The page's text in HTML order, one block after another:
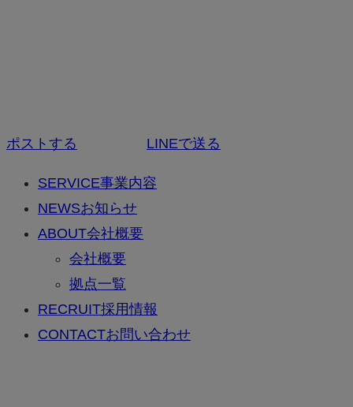
ポストする LINEで送る
SERVICE事業内容
NEWSお知らせ
ABOUT会社概要
会社概要
拠点一覧
RECRUIT採用情報
CONTACTお問い合わせ